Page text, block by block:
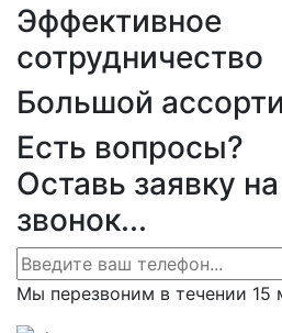
Эффективное
сотрудничество
Большой
Есть вопросы?
Оставь заявку
звонок...
Мы перезвоним в течении 15